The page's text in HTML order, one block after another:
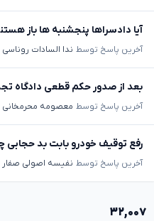
آیا دادسراها پنجشنبه ها باز
آخرین پاسخ توسط ندا السادات روناسی
بعد از صدور حکم قطعی دادگاه
آخرین پاسخ توسط معصومه محرمخانی
رفع توقیف خودرو بابت بد حجابی
آخرین پاسخ توسط نفیسه اصولی صفار
۳۲,۰۰۷